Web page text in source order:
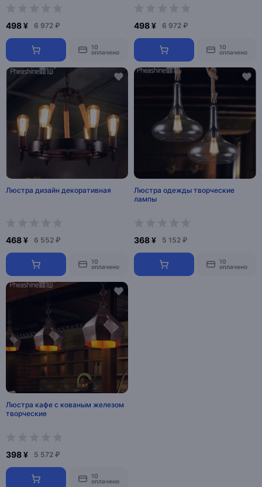
498 ¥ 6 972 ₽
10
оплачено
498 ¥ 6 972 ₽
10
оплачено
Люстра дизайн декоративная
468 ¥ 6 552 ₽
10
оплачено
Люстра одежды творческие
лампы
368 ¥ 5 152 ₽
10
оплачено
Люстра кафе с кованым железом
творческие
398 ¥ 5 572 ₽
10
оплачено